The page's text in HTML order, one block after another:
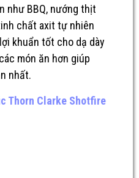
như BBQ, nướng thịt
chất axit tự nhiên
khuẩn tốt cho dạ dày
món ăn hơn giúp
nhất.
Thorn Clarke Shotfire